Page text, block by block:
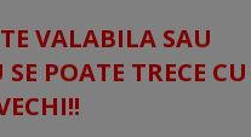
VALABILA SAU
POATE TRECE CU